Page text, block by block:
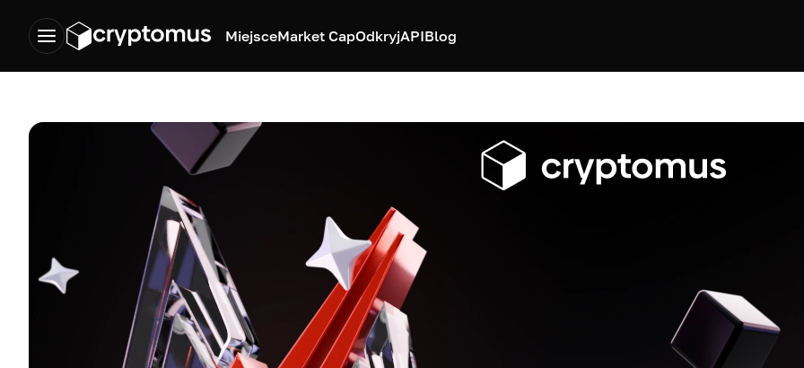
MiejsceMarket CapOdkryjAPIBlog